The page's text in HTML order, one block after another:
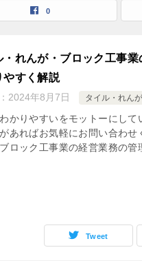
0
・れんが・ブロック工事
やすく解説
2024年8月7日 タイル・れん
かりやすいをモットーにし
あればお気軽にお問い合わ
ロック工事業の経営業務の
Tweet